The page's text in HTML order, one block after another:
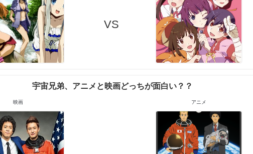
VS
宇宙兄弟、アニメと映画どっちが面白い？？
映画 アニメ